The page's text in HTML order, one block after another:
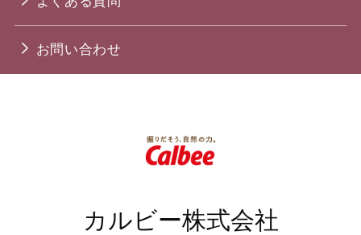
お問い合わせ
カルビー株式会社